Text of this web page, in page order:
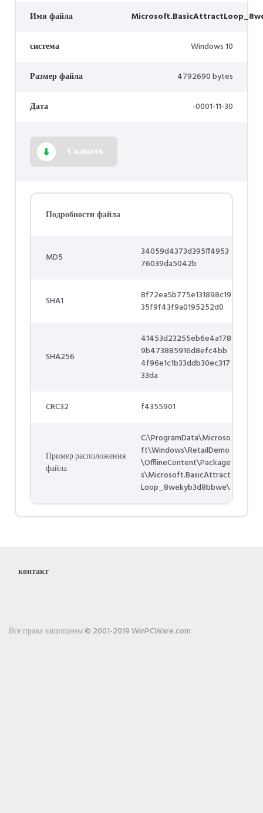
Имя файла
система Windows 10
Размер файла 4792690 bytes
Дата -0001-11-30
Скачать
Подробности файла
MD5
34059d4373d395ff4953
76039da5042b
SHA1
8f72ea5b775e131898c19
35f9f43f9a0195252d0
SHA256
41453d23255eb6e4a178
9b473885916d8efc4bb
4f96e1c1b33ddb30ec317
33da
CRC32 f4355901
Пример расположения
файла
C:\ProgramData\Microso
ft\Windows\RetailDemo
\OfflineContent\Package
s\Microsoft.BasicAttract
Loop_8wekyb3d8bbwe\
контакт
Все права защищены © 2001-2019 WinPCWare.com